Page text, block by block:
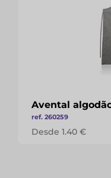
Avental
ref. 260259
Desde 1.40 €